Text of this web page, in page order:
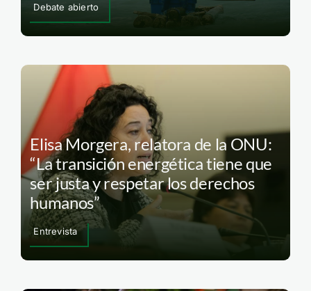
Debate abierto
Elisa Morgera, relatora de la ONU:
“La transición energética tiene que
ser justa y respetar los derechos
humanos”
Entrevista